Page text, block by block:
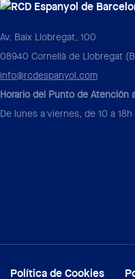
Av. Baix Llobregat, 100
08940 Cornellà de Llobregat
info@rcdespanyol.com
Horario del Punto de Atención
De lunes a viernes, de 10 a 18h
Política de Cookies